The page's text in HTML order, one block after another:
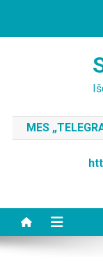
MES